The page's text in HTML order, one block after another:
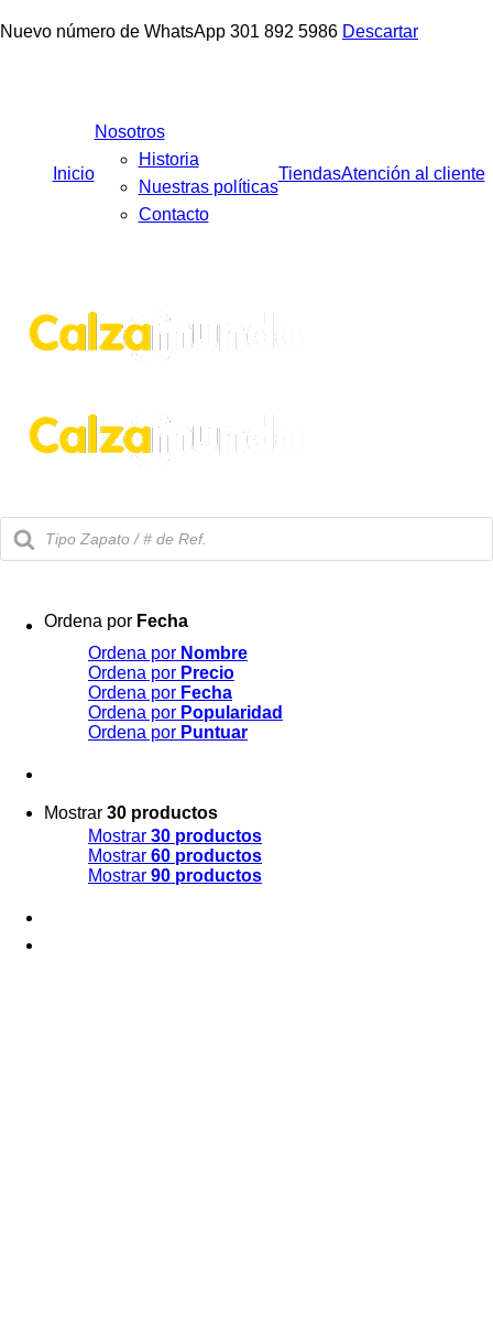
Nuevo número de WhatsApp 301 892 5986 Descartar
Inicio
Nosotros
Historia
Nuestras políticas
Contacto
TiendasAtención al cliente
Búsqueda
de
productos
Ordena por Fecha
Ordena por Nombre
Ordena por Precio
Ordena por Fecha
Ordena por Popularidad
Ordena por Puntuar
Mostrar 30 productos
Mostrar 30 productos
Mostrar 60 productos
Mostrar 90 productos